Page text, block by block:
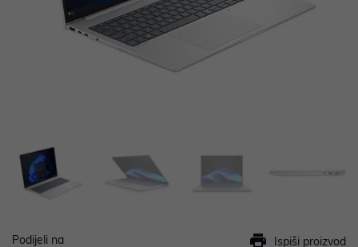
Podijeli na Ispiši proizvod